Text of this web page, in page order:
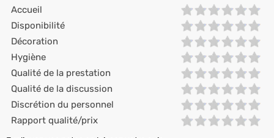
Accueil
Disponibilité
Décoration
Hygiène
Qualité de la prestation
Qualité de la discussion
Discrétion du personnel
Rapport qualité/prix